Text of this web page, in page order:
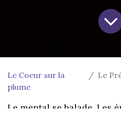
Le Coeur sur la
plume
Le
Le mental se balade. Les